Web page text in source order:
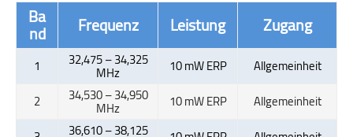
Ba
nd Frequenz Leistung Zugang
1 32,475 – 34,325
MHz 10 mW ERP
Allgemeinheit
2
34,530 – 34,950
MHz 10 mW ERP
Allgemeinheit
36,610 – 38,125